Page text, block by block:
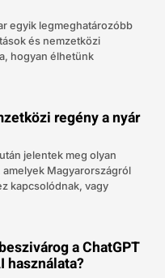
egyik legmeghatározóbb
és nemzetközi
hogyan élhetünk
regény a nyár
jelentek meg olyan
Magyarországról
kapcsolódnak, vagy
a ChatGPT
használata?